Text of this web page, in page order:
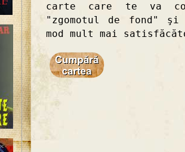
carte care te va
"zgomotul de fond"
mod mult mai